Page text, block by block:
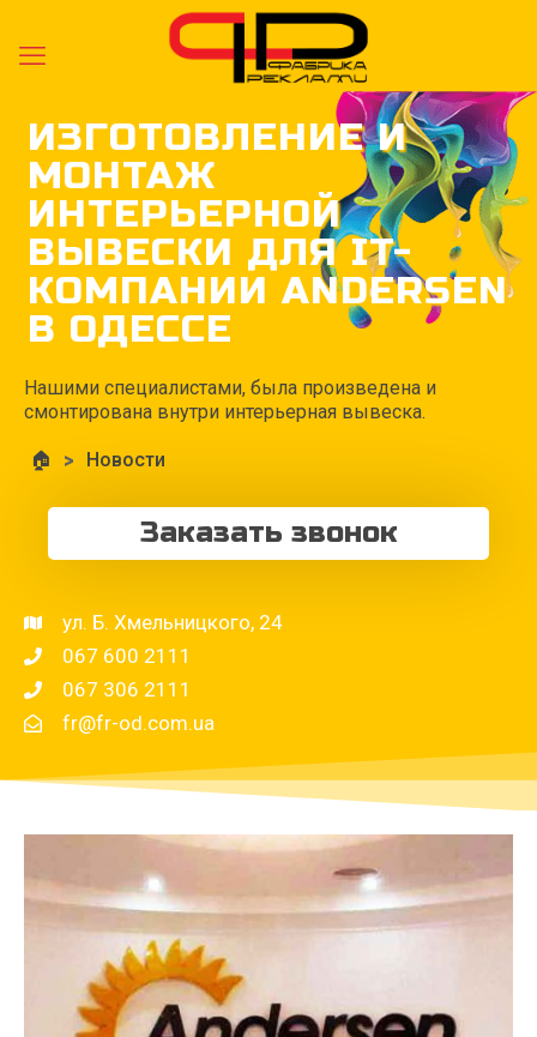
ИЗГОТОВЛЕНИЕ И
МОНТАЖ
ИНТЕРЬЕРНОЙ
ВЫВЕСКИ ДЛЯ IT-
КОМПАНИИ ANDERSEN
В ОДЕССЕ
Нашими специалистами, была произведена и
смонтирована внутри интерьерная вывеска.
🏠 > Новости
Заказать звонок
ул. Б. Хмельницкого, 24
067 600 2111
067 306 2111
fr@fr-od.com.ua